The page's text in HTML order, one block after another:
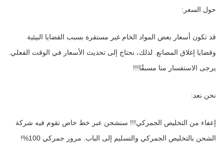
حول السعر:
قد تكون أسعار بعض المواد الخام غير مستقرة بسبب القضايا البيئية
وقضايا إغلاق المصانع. لذلك، نحتاج إلى تحديث الأسعار في الوقت الفعلي.
يرجى الاستفسار منا مسبقًا!!!
نحن نعد:
إعفاء من التخليص الجمركي!!! سنشحن عبر خط خاص تقوم فيه شركة
الشحن بالتخليص الجمركي والتسليم إلى الباب. مرور جمركي 100%!